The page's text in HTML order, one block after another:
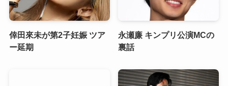
倖田來未が第2子妊娠 ツア
ー延期
永瀬廉 キンプリ公演MCの
裏話